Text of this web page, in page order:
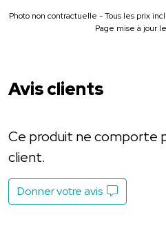
Photo non contractuelle - Tous les prix
Page mise à jour
Avis clients
Ce produit ne comporte
client.
Donner votre avis